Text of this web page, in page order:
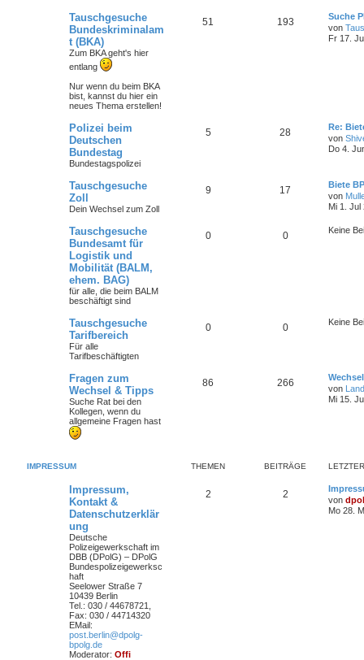
Tauschgesuche
Bundeskriminalam
t (BKA)
Zum BKA geht's hier
entlang
Nur wenn du beim BKA
bist , kannst du hier ein
neues Thema erstellen!
51 193
Suche
von
Fr 17.
Polizei beim
Deutschen
Bundestag
Bundestagspolizei
5 28
Re:
von
Do 4.
Tauschgesuche
Zoll
Dein Wechsel zum Zoll
9 17
Biete
von
Mi 1. Jul
Tauschgesuche
Bundesamt für
Logistik und
Mobilität (BALM,
ehem. BAG)
für alle, die beim BALM
beschäftigt sind
0 0 Keine
Tauschgesuche
Tarifbereich
Für alle
Tarifbeschäftigten
0 0 Keine
Fragen zum
Wechsel & Tipps
Suche Rat bei den
Kollegen, wenn du
allgemeine Fragen hast
86 266
von
Mi 15.
IMPRESSUM THEMEN BEITRÄGE
Impressum,
Kontakt &
Datenschutzerklär
ung
Deutsche
Polizeigewerkschaft im
DBB (DPolG) – DPolG
Bundespolizeigewerksc
haft
Seelower Straße 7
10439 Berlin
Tel.: 030 / 44678721,
Fax: 030 / 44714320
EMail:
post.berlin@dpolg-
bpolg.de
Moderator: Offi
2 2
von
Mo 28.